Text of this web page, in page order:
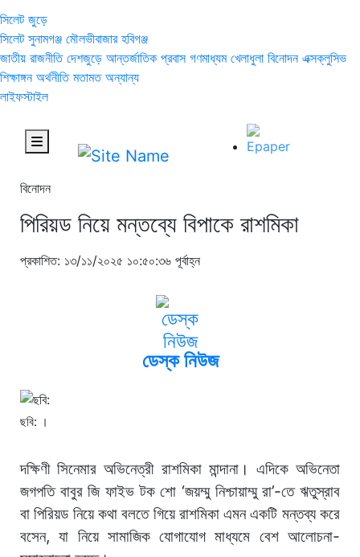
সিলেট জুড়ে
সিলেট সুনামগঞ্জ মৌলভীবাজার হবিগঞ্জ
জাতীয় রাজনীতি দেশজুড়ে আন্তর্জাতিক প্রবাস গণমাধ্যম খেলাধুলা বিনোদন এক্সক্লুসিভ
শিক্ষাঙ্গন অর্থনীতি মতামত অন্যান্য
লাইফস্টাইল
বিনোদন
পিরিয়ড নিয়ে মন্তব্যে বিপাকে রাশমিকা
প্রকাশিত: ১৩/১১/২০২৫ ১০:৫০:৩৬ পূর্বাহ্ন
ডেস্ক নিউজ
ছবি: ।
দক্ষিণী সিনেমার অভিনেত্রী রাশমিকা মান্দানা। এদিকে অভিনেতা
জগপতি বাবুর জি ফাইভ টক শো ‘জয়ম্মু নিশ্চায়াম্মু রা’-তে ঋতুস্রাব
বা পিরিয়ড নিয়ে কথা বলতে গিয়ে রাশমিকা এমন একটি মন্তব্য করে
বসেন, যা নিয়ে সামাজিক যোগাযোগ মাধ্যমে বেশ আলোচনা-